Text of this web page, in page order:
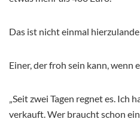
Das ist nicht einmal hierzulande
Einer, der froh sein kann, wenn
„Seit zwei Tagen regnet es. Ich
verkauft. Wer braucht schon